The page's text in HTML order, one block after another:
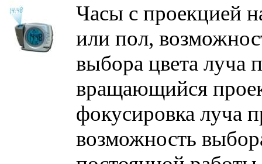
Часы с проекцией
или пол,
выбора цвета луча
вращающийся
фокусировка луча
возможность